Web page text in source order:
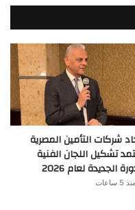
شركات التأمين المصرية
تشكيل اللجان الفنية
الجديدة لعام 2026
منذ 5 ساعات